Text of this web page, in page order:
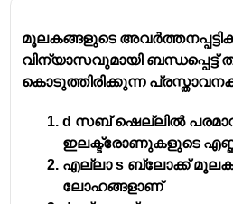
Lawrencium (Lr)
Atomic Number and
Lawrencium has an
It is the
last member of
periodic table.
The actinides are a group
മൂലകങ്ങളുടെ
വിന്യാസവുമായി ബന്ധപ്പെട്ട്
കൊടുത്തിരിക്കുന്ന
d സബ് ഷെല്ലിൽ
ഇലക്ട്രോണുകളുടെ
എല്ലാ s ബ്ലോക്ക്
ലോഹങ്ങളാണ്